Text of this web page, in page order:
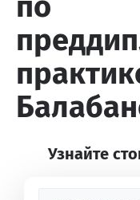
Узнайте